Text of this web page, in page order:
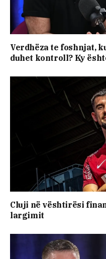
Verdhëza te foshnjat,
duhet kontroll? Ky
Cluji në vështirësi
largimit